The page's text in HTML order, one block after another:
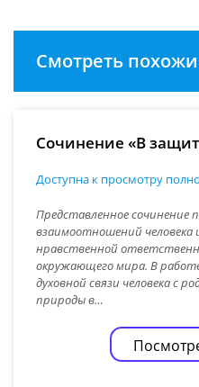
Смотреть
Сочинение «В
Доступна к просмотру
Представленное сочинение
взаимоотношений
нравственной
окружающего мира. В
духовной связи человека с
природы в…